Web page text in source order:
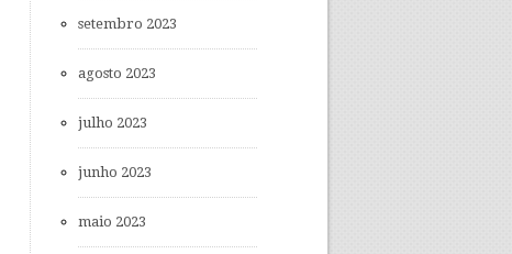
setembro 2023
agosto 2023
julho 2023
junho 2023
maio 2023